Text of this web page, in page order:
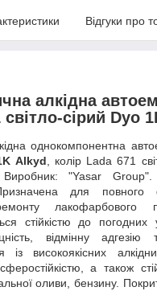
Відгуки про
алкідна
світло-сірий Dyo
однокомпонентна
Alkyd, колір Lada 671
"Yasar Group".
для повного
лакофарбового
стійкістю до
відмінну адгезію
із високоякісних
а також
оливи, бензину.